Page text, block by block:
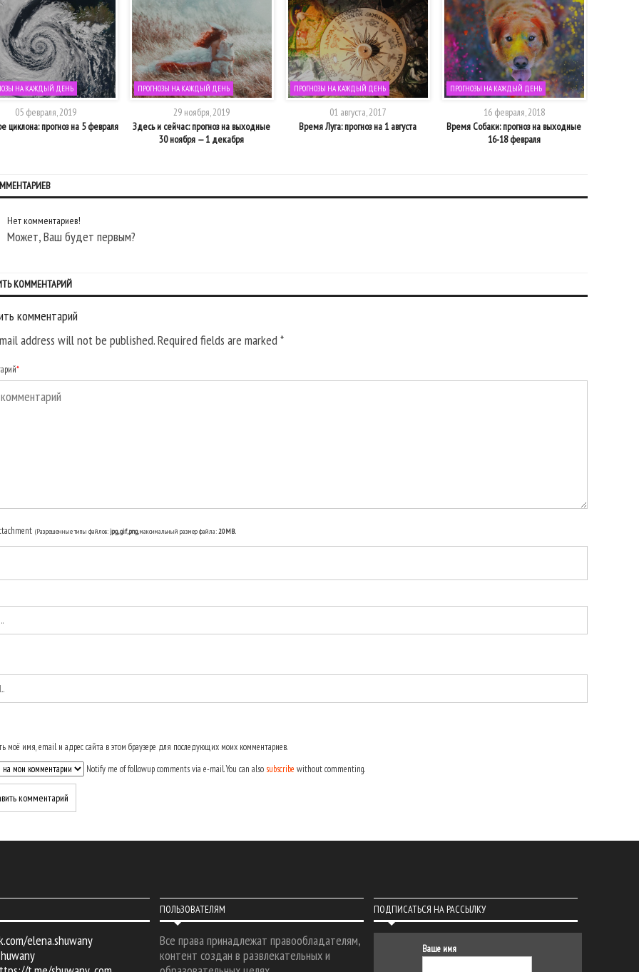
НА КАЖДЫЙ ДЕНЬ
05 февраля, 2019
циклона: прогноз на 5 февраля
ПРОГНОЗЫ НА КАЖДЫЙ ДЕНЬ
29 ноября, 2019
Здесь и сейчас: прогноз на выходные
30 ноября — 1 декабря
ПРОГНОЗЫ НА КАЖДЫЙ ДЕНЬ
01 августа, 2017
Время Луга: прогноз на 1 августа
ПРОГНОЗЫ НА КАЖДЫЙ ДЕНЬ
16 февраля, 2018
Время Собаки: прогноз на выходные
16-18 февраля
Нет комментариев!
Может, Ваш будет первым?
КОММЕНТАРИЙ
комментарий
address will not be published. Required fields are marked*
*
(Разрешенные типы файлов:jpg, gif, png, максимальный размер файла:20MB.
моё имя, email и адрес сайта в этом браузере для последующих моих комментариев.
Notify me of followup comments via e-mail. You can also subscribe without commenting.
elena.shuwany
ПОЛЬЗОВАТЕЛЯМ
Все права принадлежат правообладателям,
контент создан в развлекательных и
ПОДПИСАТЬСЯ НА РАССЫЛКУ
Ваше имя